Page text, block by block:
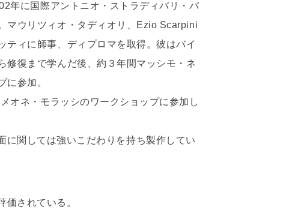
年に国際アントニオ・ストラディバリ・バ
マウリツィオ・タディオリ、Ezio Scarpini
ティに師事、ディプロマを取得。彼はバイ
修復まで学んだ後、約３年間マッシモ・ネ
に参加。
オネ・モラッシのワークショップに参加し
に関しては強いこだわりを持ち製作してい
されている。